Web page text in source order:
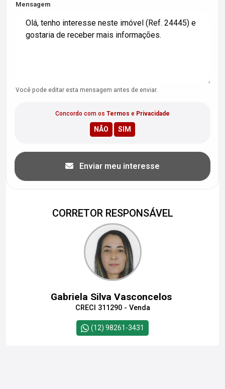
Mensagem
Você pode editar esta mensagem antes de enviar.
Concordo com os Termos e Privacidade
Enviar meu interesse
CORRETOR RESPONSÁVEL
Gabriela Silva Vasconcelos
CRECI 311290 - Venda
(12) 98261-3431